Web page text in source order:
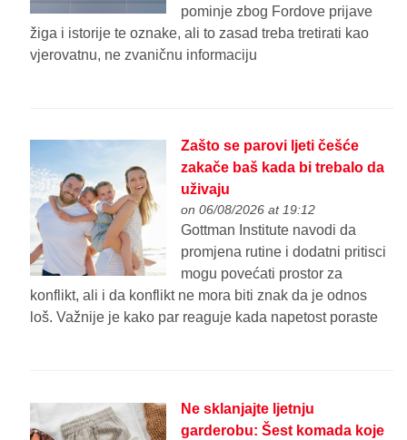
pominje zbog Fordove prijave
žiga i istorije te oznake, ali to zasad treba tretirati kao
vjerovatnu, ne zvaničnu informaciju
Zašto se parovi ljeti češće
zakače baš kada bi trebalo da
uživaju
on 06/08/2026 at 19:12
Gottman Institute navodi da
promjena rutine i dodatni pritisci
mogu povećati prostor za
konflikt, ali i da konflikt ne mora biti znak da je odnos
loš. Važnije je kako par reaguje kada napetost poraste
Ne sklanjajte ljetnju
garderobu: Šest komada koje